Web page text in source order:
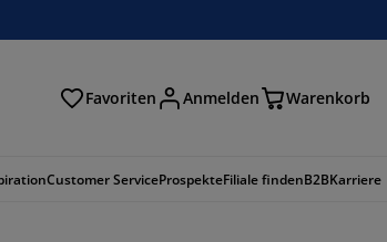
Favoriten Anmelden Warenkorb
Customer ServiceProspekteFiliale findenB2BKarriere